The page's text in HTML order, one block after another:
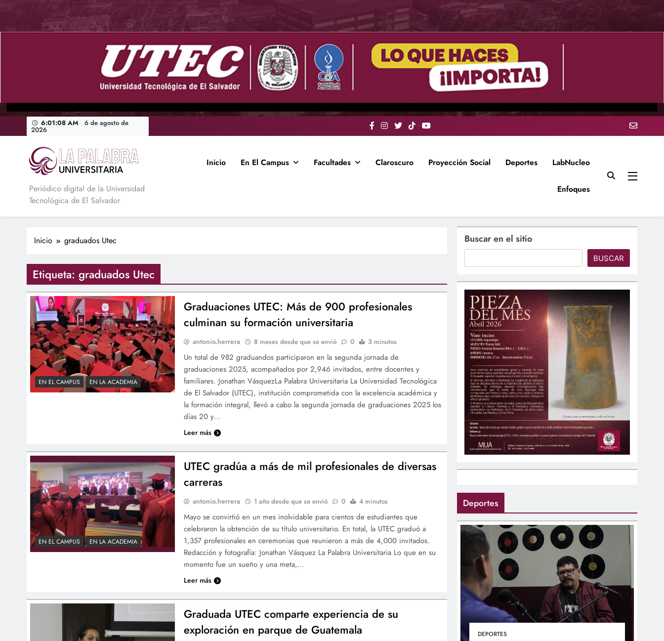
contenido
6:01:09 AM 6 de agosto de
2026
La Palabra Universitaria
Periódico digital de la Universidad
Tecnológica de El Salvador
Inicio En El Campus Facultades Claroscuro Proyección Social Deportes LabNucleo
Enfoques
Inicio graduados Utec
Etiqueta: graduados Utec
EN EL CAMPUS EN LA ACADEMIA
Graduaciones UTEC: Más de 900 profesionales
culminan su formación universitaria
antonio.herrera 8 meses desde que se envió 0 3 minutos
Un total de 982 graduandos participaron en la segunda jornada de
graduaciones 2025, acompañados por 2,946 invitados, entre docentes y
familiares. Jonathan VásquezLa Palabra Universitaria La Universidad Tecnológica
de El Salvador (UTEC), institución comprometida con la excelencia académica y
la formación integral, llevó a cabo la segunda jornada de graduaciones 2025 los
días 20 y…
Leer más
EN EL CAMPUS EN LA ACADEMIA
UTEC gradúa a más de mil profesionales de diversas
carreras
antonio.herrera 1 año desde que se envió 0 4 minutos
Mayo se convirtió en un mes inolvidable para cientos de estudiantes que
celebraron la obtención de su título universitario. En total, la UTEC graduó a
1,357 profesionales en ceremonias que reunieron a más de 4,000 invitados.
Redacción y fotografía: Jonathan Vásquez La Palabra Universitaria Lo que en su
momento fue un sueño y una meta,…
Leer más
Graduada UTEC comparte experiencia de su
exploración en parque de Guatemala
Buscar en el sitio
BUSCAR
Deportes
DEPORTES